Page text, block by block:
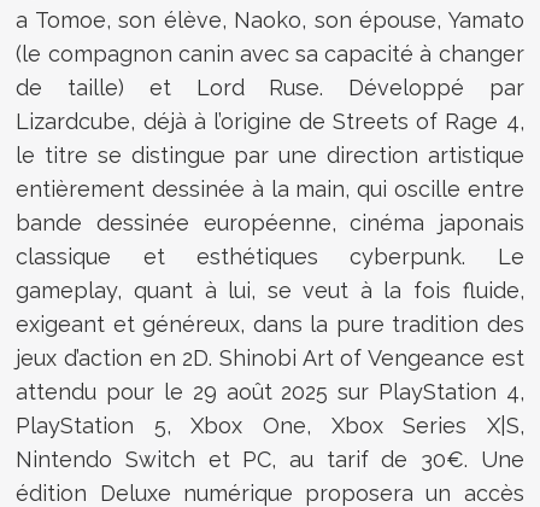
a Tomoe, son élève, Naoko, son épouse, Yamato
(le compagnon canin avec sa capacité à changer
de taille) et Lord Ruse. Développé par
Lizardcube, déjà à l’origine de Streets of Rage 4,
le titre se distingue par une direction artistique
entièrement dessinée à la main, qui oscille entre
bande dessinée européenne, cinéma japonais
classique et esthétiques cyberpunk. Le
gameplay, quant à lui, se veut à la fois fluide,
exigeant et généreux, dans la pure tradition des
jeux d’action en 2D. Shinobi Art of Vengeance est
attendu pour le 29 août 2025 sur PlayStation 4,
PlayStation 5, Xbox One, Xbox Series X|S,
Nintendo Switch et PC, au tarif de 30€. Une
édition Deluxe numérique proposera un accès